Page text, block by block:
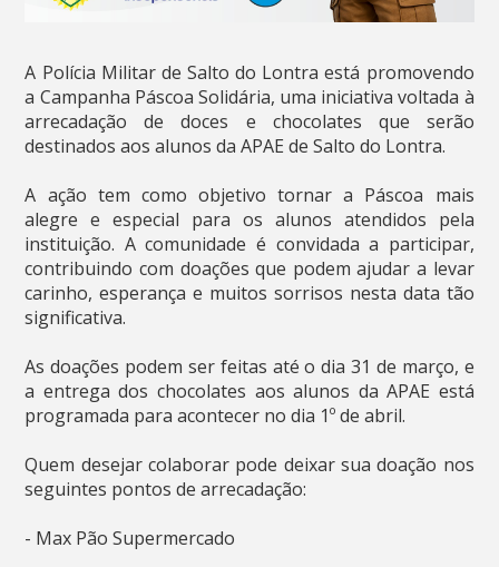
A Polícia Militar de Salto do Lontra está promovendo
a Campanha Páscoa Solidária, uma iniciativa voltada à
arrecadação de doces e chocolates que serão
destinados aos alunos da APAE de Salto do Lontra.
A ação tem como objetivo tornar a Páscoa mais
alegre e especial para os alunos atendidos pela
instituição. A comunidade é convidada a participar,
contribuindo com doações que podem ajudar a levar
carinho, esperança e muitos sorrisos nesta data tão
significativa.
As doações podem ser feitas até o dia 31 de março, e
a entrega dos chocolates aos alunos da APAE está
programada para acontecer no dia 1º de abril.
Quem desejar colaborar pode deixar sua doação nos
seguintes pontos de arrecadação:
- Max Pão Supermercado